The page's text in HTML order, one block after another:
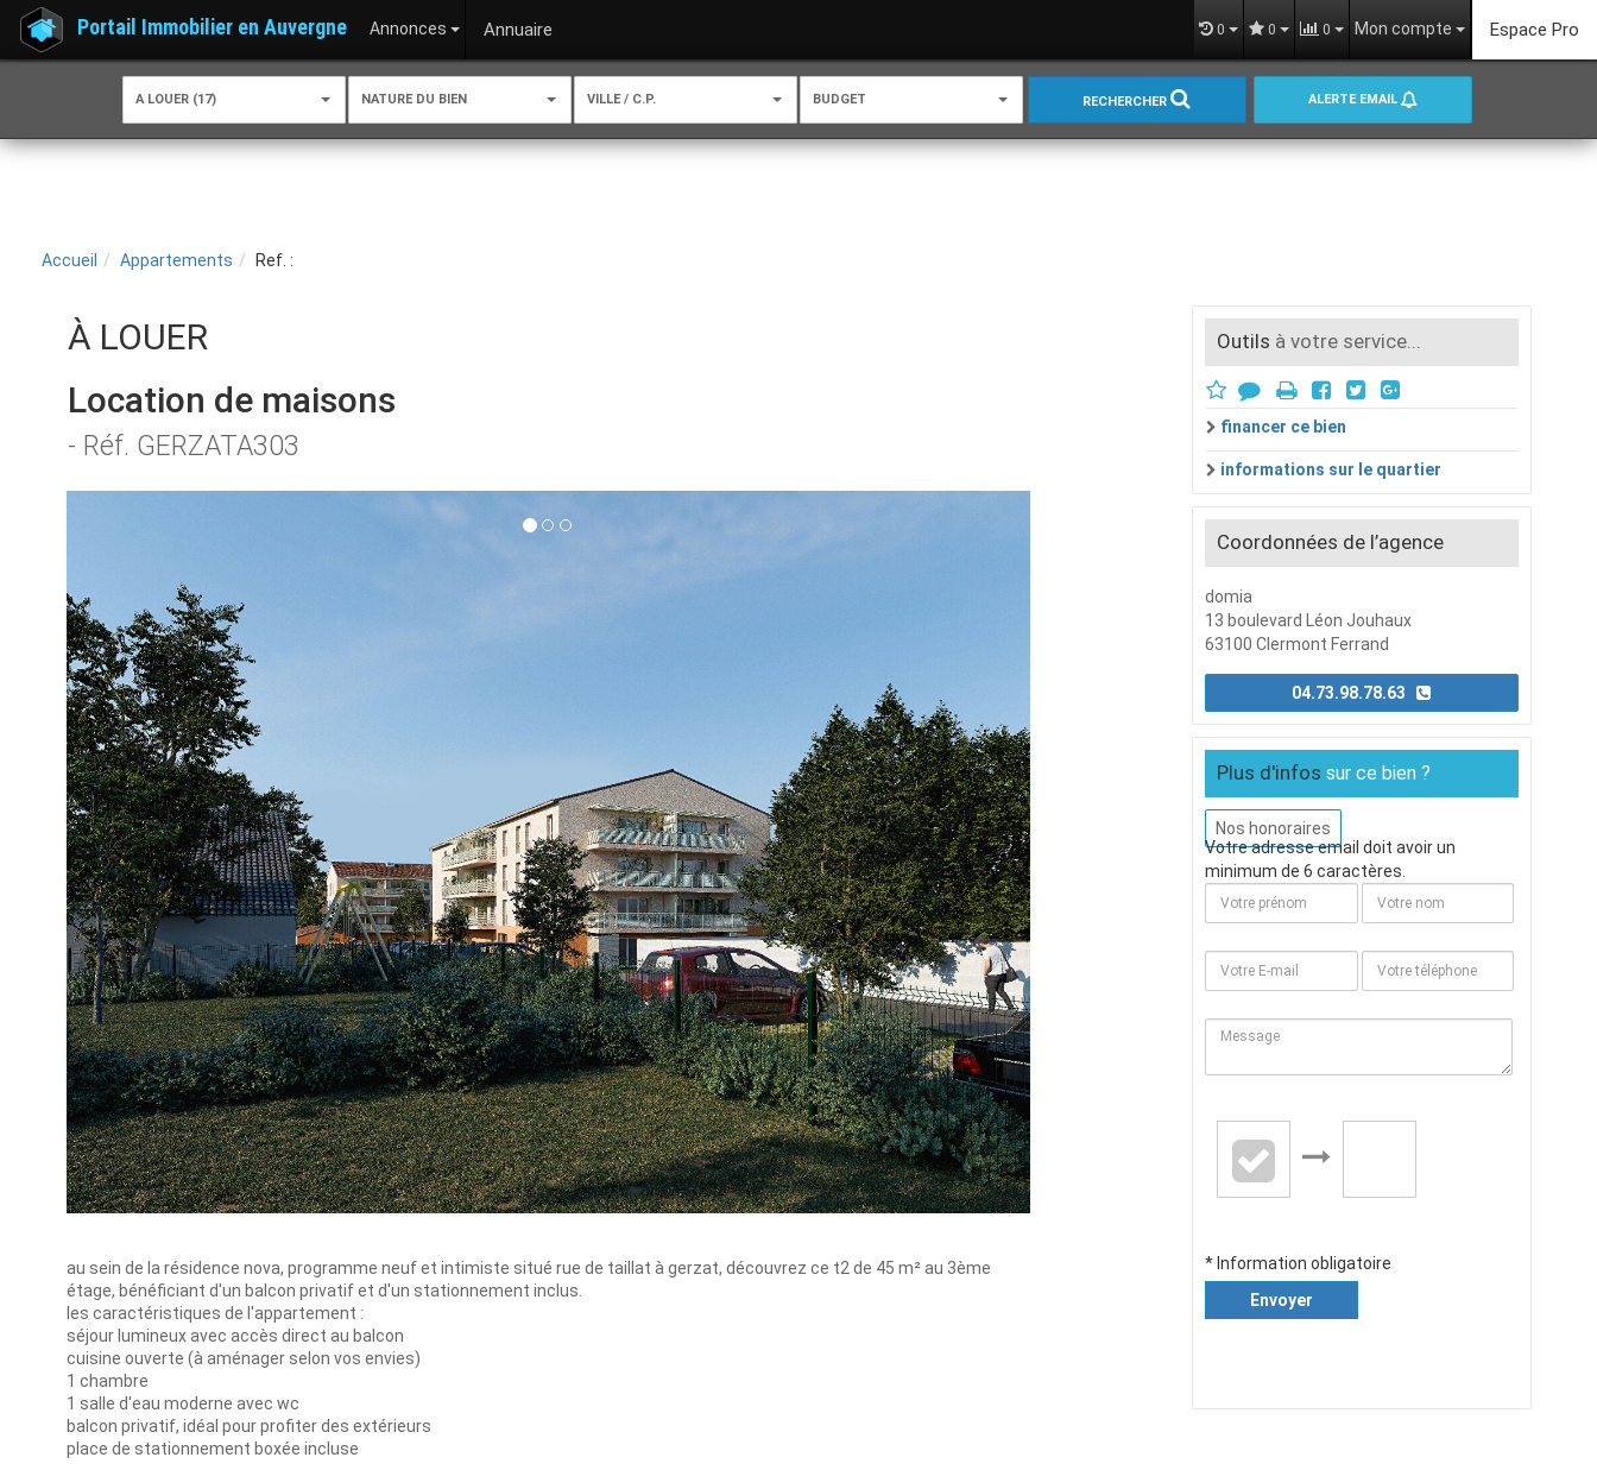
Portail Immobilier en Auvergne Annonces Annuaire 0 0 0 Mon compte Espace Pro
A LOUER (17) NATURE DU BIEN VILLE / C.P. BUDGET RECHERCHER ALERTE EMAIL
Accueil Appartements Ref. :
À LOUER
Location de maisons
- Réf. GERZATA303
au sein de la résidence nova, programme neuf et intimiste situé rue de taillat à gerzat, découvrez ce t2 de 45 m² au 3ème
étage, bénéficiant d'un balcon privatif et d'un stationnement inclus.
les caractéristiques de l'appartement :
séjour lumineux avec accès direct au balcon
cuisine ouverte (à aménager selon vos envies)
1 chambre
1 salle d'eau moderne avec wc
balcon privatif, idéal pour profiter des extérieurs
place de stationnement boxée incluse
Outils à votre service...
financer ce bien
informations sur le quartier
Coordonnées de l’agence
domia
13 boulevard Léon Jouhaux
63100 Clermont Ferrand
04.73.98.78.63
Plus d'infos sur ce bien ?
Nos honoraires
Votre adresse email doit avoir un
minimum de 6 caractères.
* Information obligatoire
Envoyer